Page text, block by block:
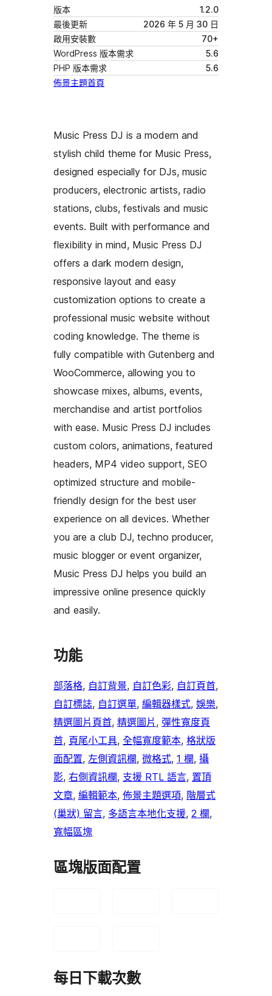
版本
1.2.0
最後更新
2026 年 5 月 30 日
啟用安裝數
70+
WordPress 版本需求
5.6
PHP 版本需求
5.6
佈景主題首頁
Music Press DJ is a modern and
stylish child theme for Music Press,
designed especially for DJs, music
producers, electronic artists, radio
stations, clubs, festivals and music
events. Built with performance and
flexibility in mind, Music Press DJ
offers a dark modern design,
responsive layout and easy
customization options to create a
professional music website without
coding knowledge. The theme is
fully compatible with Gutenberg and
WooCommerce, allowing you to
showcase mixes, albums, events,
merchandise and artist portfolios
with ease. Music Press DJ includes
custom colors, animations, featured
headers, MP4 video support, SEO
optimized structure and mobile-
friendly design for the best user
experience on all devices. Whether
you are a club DJ, techno producer,
music blogger or event organizer,
Music Press DJ helps you build an
impressive online presence quickly
and easily.
功能
部落格, 自訂背景, 自訂色彩, 自訂頁首
自訂標誌, 自訂選單, 編輯器樣式, 娛樂
精選圖片頁首, 精選圖片 , 彈性寬度頁
首, 頁尾小工具, 全幅寬度範本, 格狀版
面配置, 左側資訊欄, 微格式, 1 欄, 攝
影, 右側資訊欄, 支援 RTL 語言, 置頂
文章, 編輯範本, 佈景主題選項, 階層式
(巢狀) 留言, 多語言本地化支援, 2 欄
寬幅區塊
區塊版面配置
每日下載次數